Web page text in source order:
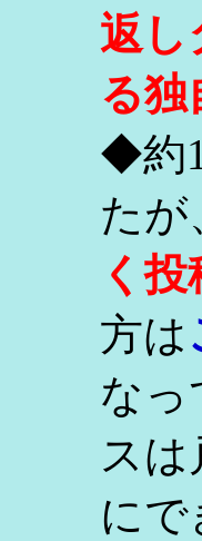
返し
る独
◆約
たが
く
方は
な
ス
にで